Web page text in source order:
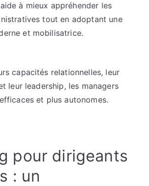
à mieux appréhender les
tout en adoptant une
et mobilisatrice.
capacités relationnelles, leur
leur leadership, les managers
et plus autonomes.
pour dirigeants
: un